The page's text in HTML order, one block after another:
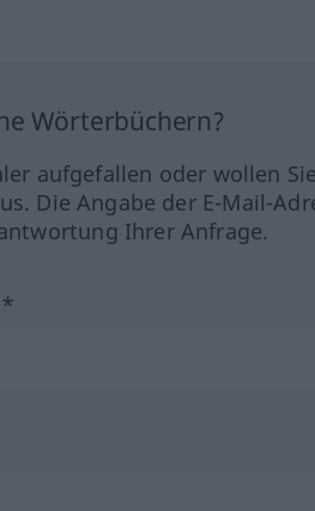
Wörterbüchern?
aufgefallen oder wollen
Die Angabe der E-Mail-
Ihrer Anfrage.